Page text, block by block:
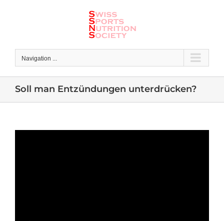
Navigation ...
Soll man Entzündungen unterdrücken?